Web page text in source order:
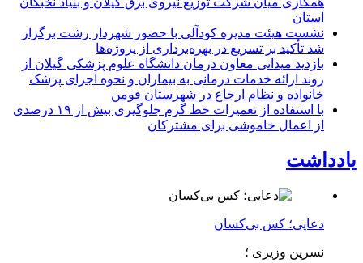
استان
نشست هیئت مدیره کودآلی با حضور شهردار رشت برگزار
شد تأکید بر تسریع در بهره‌برداری از پروژه‌ها
بازدید میدانی معاون درمان دانشگاه علوم پزشکی گیلان از
روند ارائه خدمات درمانی به بیماران و نحوه اجرای پزشک
خانواده و نظام ارجاع در شهرستان فومن
با استفاده از تعمیرات خط گرم جلوگیری بیش از ۱۹ درصدی
از اعمال خاموشی برای مشتركان
یادداشت
دعایی؛ کس بی‌کسان
نسرین وزیری ؛